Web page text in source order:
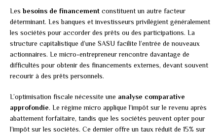
Lesbesoins de financement constituent un autre facteur
déterminant. Les banques et investisseurs privilégient généralement
les sociétés pour accorder des prêts ou des participations. La
structure capitalistique d’une SASU facilite l’entrée de nouveaux
actionnaires. Le micro-entrepreneur rencontre davantage de
difficultés pour obtenir des financements externes, devant souvent
recourir à des prêts personnels.
L’optimisation fiscale nécessite une analyse comparative
approfondie. Le régime micro applique l’impôt sur le revenu après
abattement forfaitaire, tandis que les sociétés peuvent opter pour
l’impôt sur les sociétés. Ce dernier offre un taux réduit de 15% sur